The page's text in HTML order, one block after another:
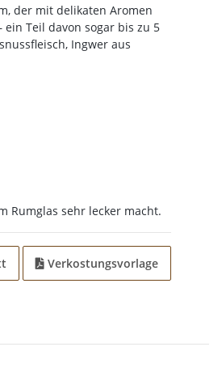
der mit delikaten Aromen
Teil davon sogar bis zu 5
Ingwer aus
Rumglas sehr lecker macht.
Verkostungsvorlage